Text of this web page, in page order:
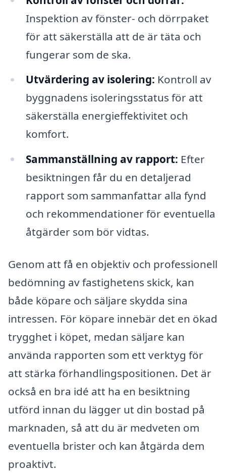
Inspektion av fönster- och dörrpaket
för att säkerställa att de är täta och
fungerar som de ska.
Utvärdering av isolering: Kontroll av
byggnadens isoleringsstatus för att
säkerställa energieffektivitet och
komfort.
Sammanställning av rapport: Efter
besiktningen får du en detaljerad
rapport som sammanfattar alla fynd
och rekommendationer för eventuella
åtgärder som bör vidtas.
Genom att få en objektiv och professionell
bedömning av fastighetens skick, kan
både köpare och säljare skydda sina
intressen. För köpare innebär det en ökad
trygghet i köpet, medan säljare kan
använda rapporten som ett verktyg för
att stärka förhandlingspositionen. Det är
också en bra idé att ha en besiktning
utförd innan du lägger ut din bostad på
marknaden, så att du är medveten om
eventuella brister och kan åtgärda dem
proaktivt.